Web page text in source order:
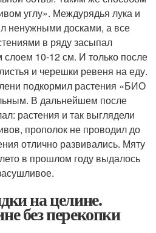
углу». Междурядья лука и
ненужными досками, а все
в ряду засыпал
10-12 см. И только после
и черешки ревеня на еду.
подкормил растения «БИО
В дальнейшем после
растения и так выглядели
прополок не проводил до
отлично развивались. Мяту
в прошлом году выдалось
на целине.
без перекопки